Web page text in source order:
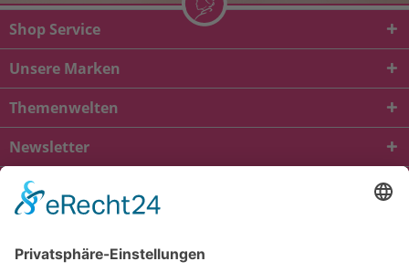
Shop Service
Unsere Marken
Themenwelten
Newsletter
* Alle Preise inkl. gesetzl. Mehrwertsteuer zzgl.
und ggf.
Nachnahmegebühren, wenn nicht anders beschrieben
viba.de
4.90von5.00bei1685